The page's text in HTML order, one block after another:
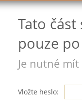
Tato
pouze
Je nutné
Vložte heslo: